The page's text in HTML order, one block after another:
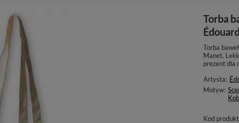
Torba
Torba
Manet.
prezent dla
Artysta:
Motyw:
Kod